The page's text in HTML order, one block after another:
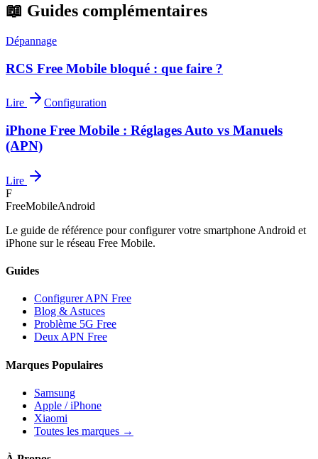
📖 Guides complémentaires
Dépannage
RCS Free Mobile bloqué : que faire ?
Lire Configuration
iPhone Free Mobile : Réglages Auto vs Manuels
(APN)
Lire
F
FreeMobileAndroid
Le guide de référence pour configurer votre smartphone Android et
iPhone sur le réseau Free Mobile.
Guides
Configurer APN Free
Blog & Astuces
Problème 5G Free
Deux APN Free
Marques Populaires
Samsung
Apple / iPhone
Xiaomi
Toutes les marques →